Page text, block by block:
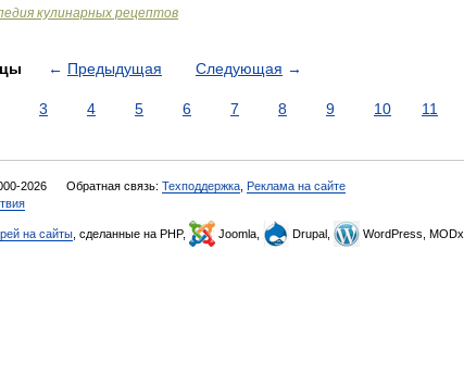
кулинарных рецептов
← Предыдущая Следующая →
3 4 5 6 7 8 9 10 11
2026 Обратная связь: Техподдержка Реклама на сайте
на сайты , сделанные на PHP, Joomla, Drupal, WordPress, MODx.